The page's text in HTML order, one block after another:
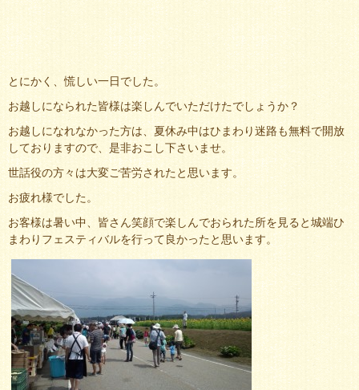
とにかく、慌しい一日でした。
お越しになられた皆様は楽しんでいただけたでしょうか？
お越しになれなかった方は、夏休み中はひまわり迷路も無料で開放
しておりますので、是非おこし下さいませ。
世話役の方々は大変ご苦労されたと思います。
お疲れ様でした。
お客様は暑い中、皆さん笑顔で楽しんでおられた所を見ると城端ひ
まわりフェスティバルを行って良かったと思います。